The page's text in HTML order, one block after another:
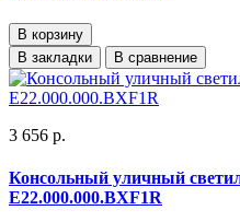
В корзину
В закладки
В сравнение
3 656 р.
Консольный уличный
E22.000.000.BXF1R